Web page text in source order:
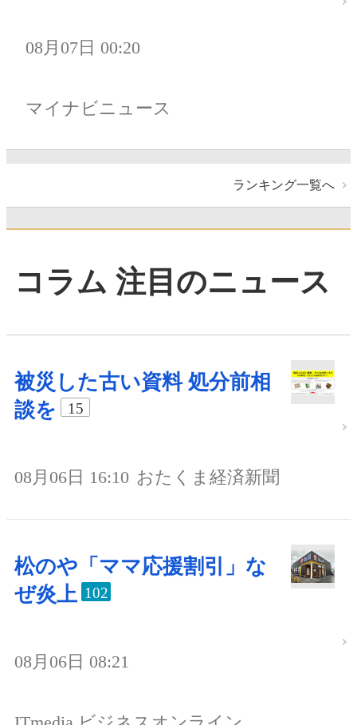
08月07日 00:20
マイナビニュース
ランキング一覧へ
コラム 注目のニュース
被災した古い資料 処分前相
談を
15
08月06日 16:10 おたくま経済新聞
松のや「ママ応援割引」な
ぜ炎上 102
08月06日 08:21